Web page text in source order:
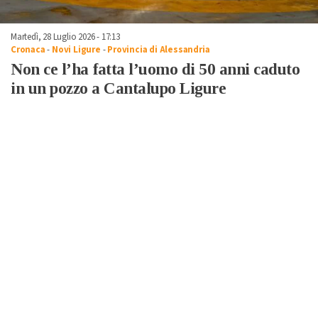
Martedì, 28 Luglio 2026 - 17:13
Cronaca- Novi Ligure -Provincia di Alessandria
Non ce l’ha fatta l’uomo di 50 anni caduto
in un pozzo a Cantalupo Ligure